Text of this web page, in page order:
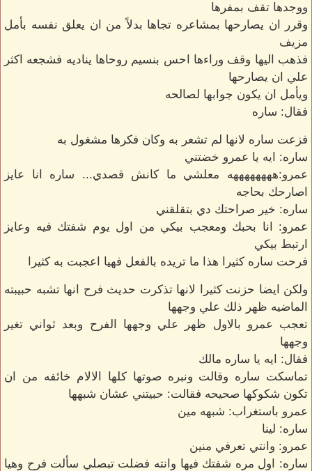
ووجدها تقف بمفرها
وقرر ان يصارحها بمشاعره تجاها بدلاً من ان يعلق نفسه بأمل
مزيف
فذهب اليها وقف وراءها احس بنسيم روحاها يناديه فشجعه اكثر
علي ان يصارحها
ويأمل ان يكون جوابها لصالحه
فقال: ساره
فزعت ساره لانها لم تشعر به وكان فكرها مشغول به
ساره: ايه يا عمرو خضتني
عمرو:ههههههههه معلشي ما كانش قصدي... ساره انا عايز
اصارحك بحاجه
ساره: خير صراحتك دي بتقلقني
عمرو: انا بحبك ومعجب بيكي من اول يوم شفتك فيه وعايز
ارتبط بيكي
فرحت ساره كثيرا هذا ما تريده بالفعل فهيا اعجبت به كثيرا
ولكن ايضا حزنت كثيرا لانها تذكرت حديث فرح انها تشبه حبيبته
الماضيه ظهر ذلك علي وجهها
تعجب عمرو بالاول ظهر علي وجهها الفرح وبعد ثواني تغير
وجهها
فقال: ايه يا ساره مالك
تماسكت ساره وقالت ونبره صوتها كلها الالام خائفه من ان
تكون شكوكها صحيحه فقالت: حبيتني عشان شبهها
عمرو باستغراب: شبهه مين
ساره: لينا
عمرو: وانتي تعرفي منين
ساره: اول مره شفتك فيها وانته فضلت تبصلي سألت فرح وهيا